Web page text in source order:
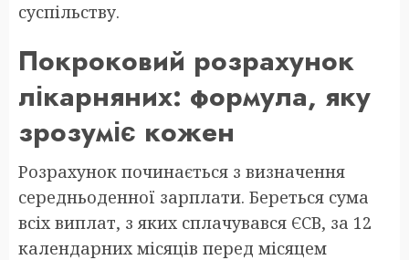
суспільству.
Покроковий розрахунок
лікарняних: формула, яку
зрозуміє кожен
Розрахунок починається з визначення
середньоденної зарплати. Береться сума
всіх виплат, з яких сплачувався ЄСВ, за 12
календарних місяців перед місяцем